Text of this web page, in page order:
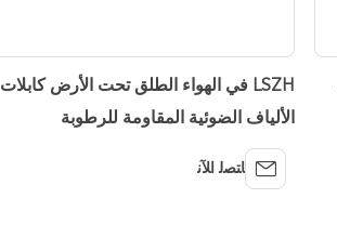
LSZH في الهواء الطلق تحت الأرض كابلات
الألياف الضوئية المقاومة للرطوبة
ﺎﺘﺼﻟ ﺍﻶﻧ